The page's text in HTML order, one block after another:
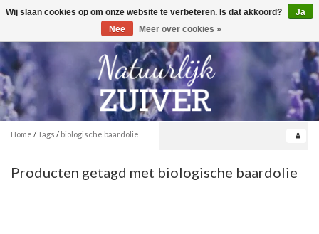
Toggle
0
Home /Tags / biologische baardolie
Producten getagd met biologische baardolie
Wij slaan cookies op om onze website te verbeteren. Is dat akkoord?
Ja
Nee
Meer over cookies »